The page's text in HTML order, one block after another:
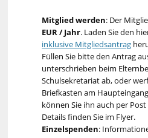
Mitglied werden: Der
EUR / Jahr. Laden Sie den
inklusive Mitgliedsantrag
Füllen Sie bitte den Antrag
unterschrieben beim
Schulsekretariat ab, oder
Briefkasten am
können Sie ihn auch per
Details finden Sie im Flyer.
Einzelspenden: